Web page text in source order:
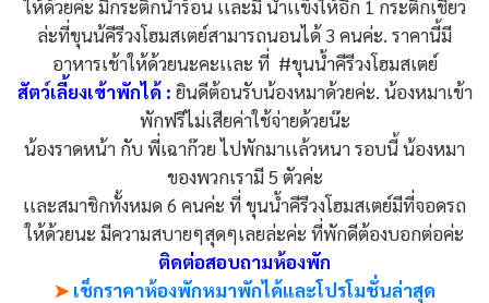
ให้ด้วยค่ะ มีกระติกน้ำร้อน เเละมี น้ำเเข็งให้อีก 1 กระติกเชียว
ล่ะที่ขุนน้คีรีวงโฮมสเตย์สามารถนอนได้ 3 คนค่ะ. ราคานี้มี
อาหารเช้าให้ด้วยนะคะเเละ ที่ #ขุนน้ำคีรีวงโฮมสเตย์
สัตว์เลี้ยงเข้าพักได้ : ยินดีต้อนรับน้องหมาด้วยค่ะ. น้องหมาเข้า
พักฟรีไม่เสียค่าใช้จ่ายด้วยน๊ะ
น้องราดหน้า กับ พี่เฉาก๊วย ไปพักมาเเล้วหนา รอบนี้ น้องหมา
ของพวกเรามี 5 ตัวค่ะ
เเละสมาชิกทั้งหมด 6 คนค่ะ ที่ ขุนน้ำคีรีวงโฮมสเตย์มีที่จอดรถ
ให้ด้วยนะ มีความสบายๆสุดๆเลยล่ะค่ะ ที่พักดีต้องบอกต่อค่ะ
ติดต่อสอบถามห้องพัก
➤ เช็กราคาห้องพักหมาพักได้และโปรโมชั่นล่าสุด